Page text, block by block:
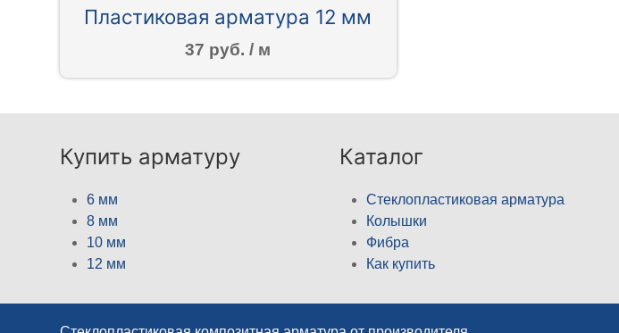
Пластиковая арматура 12 мм
37 руб. / м
Купить арматуру
6 мм
8 мм
10 мм
12 мм
Каталог
Стеклопластиковая арматура
Колышки
Фибра
Как купить